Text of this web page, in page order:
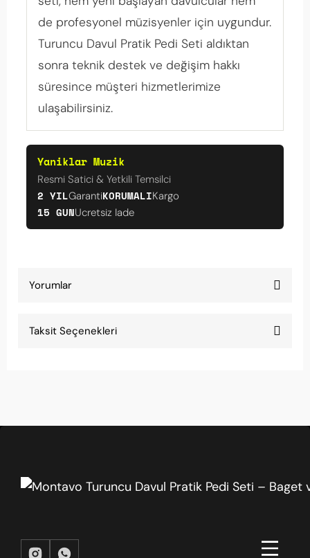
de profesyonel müzisyenler için uygundur.
Turuncu Davul Pratik Pedi Seti aldıktan
sonra teknik destek ve değişim hakkı
süresince müşteri hizmetlerimize
ulaşabilirsiniz.
Yaniklar Muzik
Resmi Satici & Yetkili Temsilci
2 YILGarantiKORUMALIKargo
15 GUNUcretsiz Iade
Yorumlar
başlayanlara öneririm.
Fiyat uygun
aldım.
Taksit Seçenekleri